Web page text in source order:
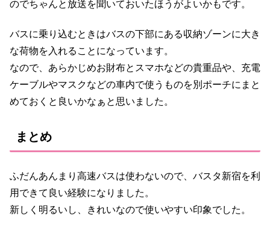
のでちゃんと放送を聞いておいたほうがよいかもです。
バスに乗り込むときはバスの下部にある収納ゾーンに大き
な荷物を入れることになっています。
なので、あらかじめお財布とスマホなどの貴重品や、充電
ケーブルやマスクなどの車内で使うものを別ポーチにまと
めておくと良いかなぁと思いました。
まとめ
ふだんあんまり高速バスは使わないので、バスタ新宿を利
用できて良い経験になりました。
新しく明るいし、きれいなので使いやすい印象でした。